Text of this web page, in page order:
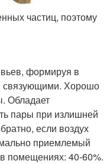
частиц, поэтому
формируя в
связующими. Хорошо
Обладает
пары при излишней
если воздух
приемлемый
помещениях: 40-60%.